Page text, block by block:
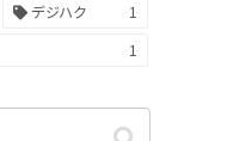
デジハク
1
1